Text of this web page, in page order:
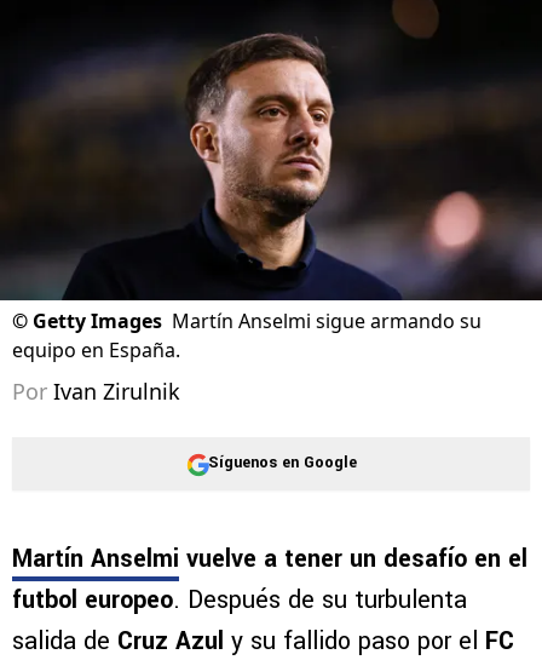
© Getty Images Martín Anselmi sigue armando su
equipo en España.
Por Ivan Zirulnik
Síguenos en Google
Martín Anselmi vuelve a tener un desafío en el
futbol europeo. Después de su turbulenta
salida de Cruz Azul y su fallido paso por el FC